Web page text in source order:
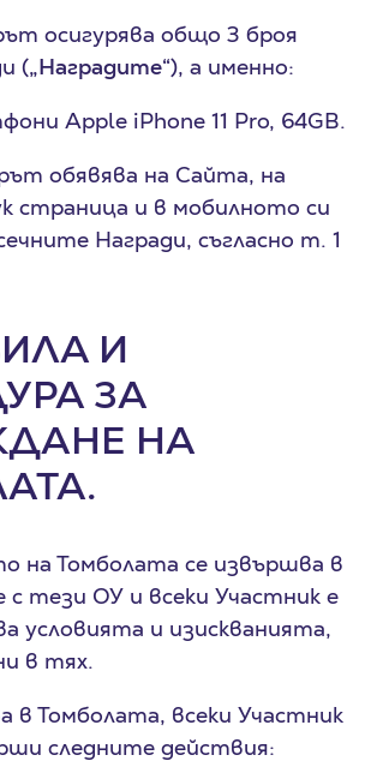
осигурява общо 3 броя
(„Наградите“), а именно:
Apple iPhone 11 Pro, 64GB.
обявява на Сайтa, на
страница и в мобилното си
Награди, съгласно т. 1
И
ЗА
НА
на Томболата се извършва в
тези ОУ и всеки Участник е
условията и изискванията,
в тях.
в Томболата, всеки Участник
следните действия: